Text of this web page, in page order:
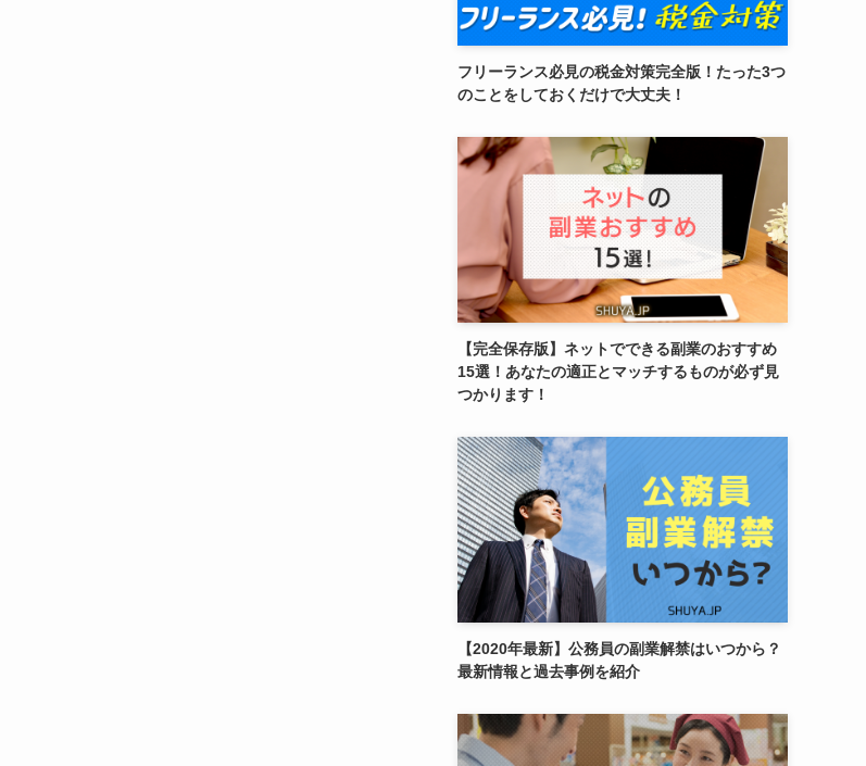
フリーランス必見の税金対策完全版！たった3つ
のことをしておくだけで大丈夫！
【完全保存版】ネットでできる副業のおすすめ
15選！あなたの適正とマッチするものが必ず見
つかります！
【2020年最新】公務員の副業解禁はいつから？
最新情報と過去事例を紹介